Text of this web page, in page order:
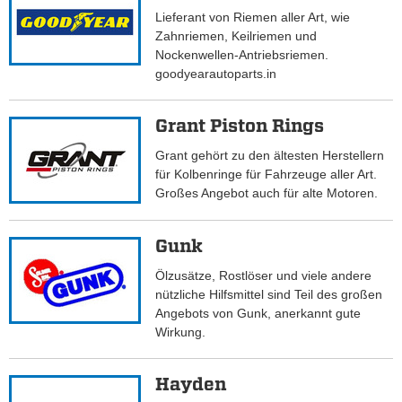
Lieferant von Riemen aller Art, wie
Zahnriemen, Keilriemen und
Nockenwellen-Antriebsriemen.
goodyearautoparts.in
Grant Piston Rings
Grant gehört zu den ältesten Herstellern
für Kolbenringe für Fahrzeuge aller Art.
Großes Angebot auch für alte Motoren.
Gunk
Ölzusätze, Rostlöser und viele andere
nützliche Hilfsmittel sind Teil des großen
Angebots von Gunk, anerkannt gute
Wirkung.
Hayden